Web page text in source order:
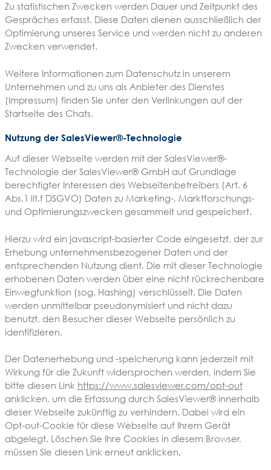
Zu statistischen Zwecken werden Dauer und Zeitpunkt des
Gespräches erfasst. Diese Daten dienen ausschließlich der
Optimierung unseres Service und werden nicht zu anderen
Zwecken verwendet.
Weitere Informationen zum Datenschutz in unserem
Unternehmen und zu uns als Anbieter des Dienstes
(Impressum) finden Sie unter den Verlinkungen auf der
Startseite des Chats.
Nutzung der SalesViewer®-Technologie
Auf dieser Webseite werden mit der SalesViewer®-
Technologie der SalesViewer® GmbH auf Grundlage
berechtigter Interessen des Webseitenbetreibers (Art. 6
Abs.1 lit.f DSGVO) Daten zu Marketing-, Marktforschungs-
und Optimierungszwecken gesammelt und gespeichert.
Hierzu wird ein javascript-basierter Code eingesetzt, der zur
Erhebung unternehmensbezogener Daten und der
entsprechenden Nutzung dient. Die mit dieser Technologie
erhobenen Daten werden über eine nicht rückrechenbare
Einwegfunktion (sog. Hashing) verschlüsselt. Die Daten
werden unmittelbar pseudonymisiert und nicht dazu
benutzt, den Besucher dieser Webseite persönlich zu
identifizieren.
Der Datenerhebung und -speicherung kann jederzeit mit
Wirkung für die Zukunft widersprochen werden, indem Sie
bitte diesen Link https://www.salesviewer.com/opt-out
anklicken, um die Erfassung durch SalesViewer® innerhalb
dieser Webseite zukünftig zu verhindern. Dabei wird ein
Opt-out-Cookie für diese Webseite auf Ihrem Gerät
abgelegt. Löschen Sie Ihre Cookies in diesem Browser,
müssen Sie diesen Link erneut anklicken.